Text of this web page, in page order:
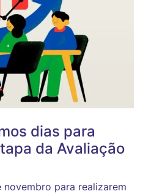
dias para
da Avaliação
novembro para realizarem